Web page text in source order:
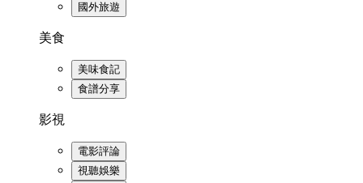
國外旅遊
美食
美味食記
食譜分享
影視
電影評論
視聽娛樂